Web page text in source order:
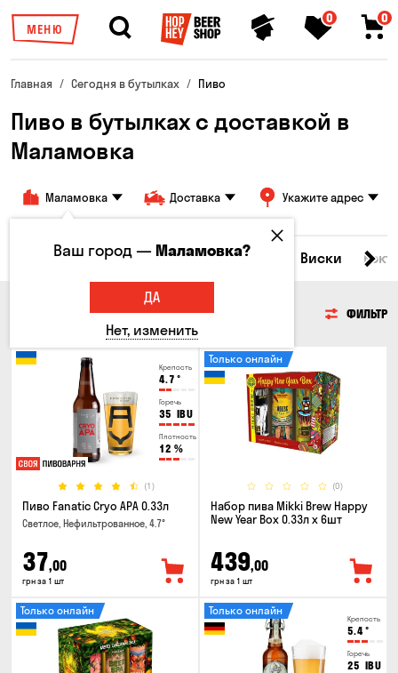
МЕНЮ
0 0
Главная Сегодня в бутылках Пиво
Пиво в бутылках с доставкой в
Маламовка
Маламовка Доставка Укажите адрес
Все товары Пиво Сидр Вино Виски
ФИЛЬТР
Крепость
4.7 °
Горечь
35 IBU
Плотность
12 %
(1)
Пиво Fanatic Cryo APA 0.33л
Светлое, Нефильтрованное, 4.7°
37,00
грн за 1 шт
(0)
Только онлайн
Набор пива Mikki Brew Happy
New Year Box 0.33л x 6шт
439,00
грн за 1 шт
Только онлайн
Крепость
5.4°
Горечь
25 IBU
Только онлайн
Ваш город —Маламовка?
ДА
Нет, изменить